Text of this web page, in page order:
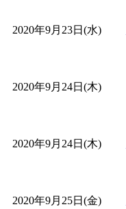
2020年9月23日(水)
2020年9月24日(木)
2020年9月24日(木)
2020年9月25日(金)